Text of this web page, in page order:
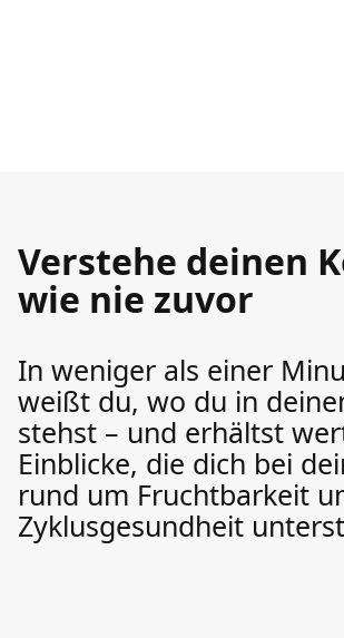
Verstehe deinen
wie nie zuvor
In weniger als einer
weißt du, wo du in
stehst – und erhältst
Einblicke, die dich bei
rund um Fruchtbarkeit
Zyklusgesundheit